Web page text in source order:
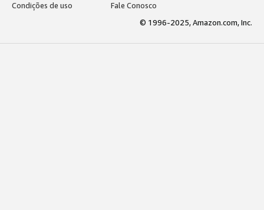
Condições de uso
Fale Conosco
© 1996-2025, Amazon.com, Inc.